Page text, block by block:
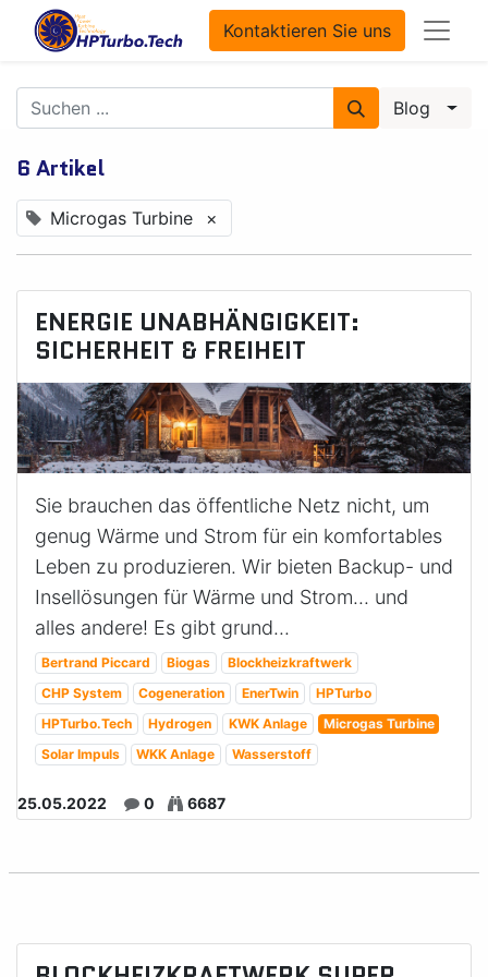
Kontaktieren Sie uns
Blog
6 Artikel
Microgas Turbine ×
ENERGIE UNABHÄNGIGKEIT:
SICHERHEIT & FREIHEIT
Sie brauchen das öffentliche Netz nicht, um
genug Wärme und Strom für ein komfortables
Leben zu produzieren. Wir bieten Backup- und
Insellösungen für Wärme und Strom... und
alles andere! Es gibt grund...
Bertrand Piccard Biogas
Blockheizkraftwerk
CHP System
Cogeneration EnerTwin
HPTurbo
HPTurbo.Tech
Hydrogen KWK Anlage
Microgas Turbine
Solar Impuls
WKK Anlage Wasserstoff
25.05.2022 0 6687